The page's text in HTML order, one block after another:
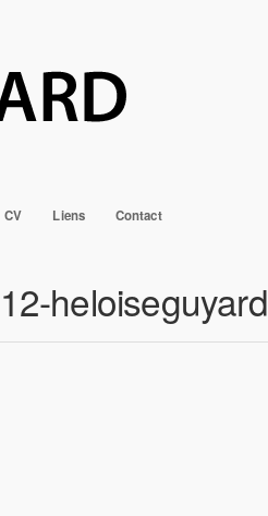
CV Liens Contact
heloiseguyard